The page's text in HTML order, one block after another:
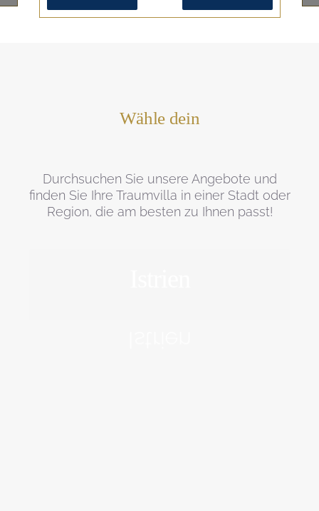
Wähle dein
Durchsuchen Sie unsere Angebote und
finden Sie Ihre Traumvilla in einer Stadt oder
Region, die am besten zu Ihnen passt!